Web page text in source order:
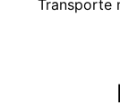
Transporte